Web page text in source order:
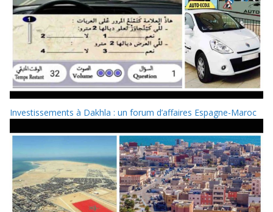
Investissements à Dakhla : un forum d’affaires Espagne-Maroc